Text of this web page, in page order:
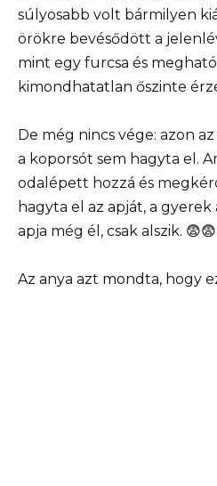
súlyosabb volt bármilyen
örökre bevésődött a
mint egy furcsa és
kimondhatatlan őszinte
De még nincs vége: azon
a koporsót sem hagyta el.
odalépett hozzá és
hagyta el az apját, a
apja még él, csak alszik. 😨😨
Az anya azt mondta, hogy